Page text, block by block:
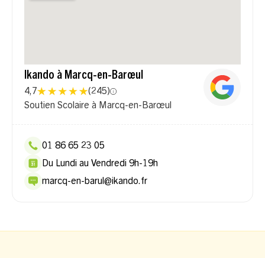
Ikando à Marcq-en-Barœul
4,7 (245)
Soutien Scolaire à Marcq-en-Barœul
01 86 65 23 05
Du Lundi au Vendredi 9h-19h
marcq-en-barul@ikando.fr